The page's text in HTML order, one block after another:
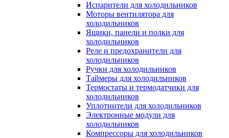
Испарители для холодильников
Моторы вентилятора для
холодильников
Ящики, панели и полки для
холодильников
Реле и предохранители для
холодильников
Ручки для холодильников
Таймеры для холодильников
Термостаты и термодатчики для
холодильников
Уплотнители для холодильников
Электронные модули для
холодильников
Компрессоры для холодильников